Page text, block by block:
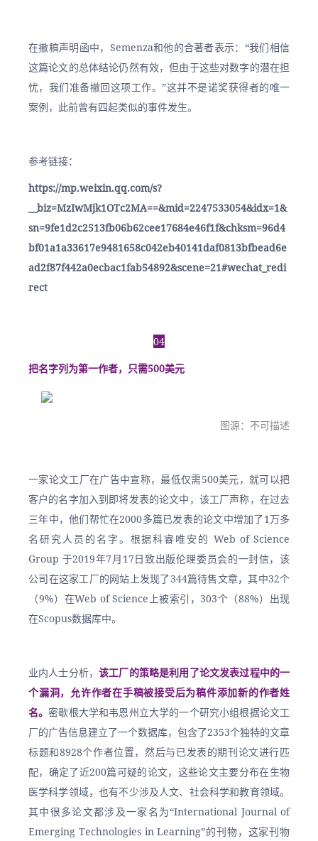
在撤稿声明函中，Semenza和他的合著者表示：“我们相信
这篇论文的总体结论仍然有效，但由于这些对数字的潜在担
忧，我们准备撤回这项工作。”这并不是诺奖获得者的唯一
案例，此前曾有四起类似的事件发生。
参考链接：
https://mp.weixin.qq.com/s?
__biz=MzIwMjk1OTc2MA==&mid=2247533054&idx=1&
sn=9fe1d2c2513fb06b62cee17684e46f1f&chksm=96d4
bf01a1a33617e9481658c042eb40141daf0813bfbead6e
ad2f87f442a0ecbac1fab54892&scene=21#wechat_redi
rect
04
把名字列为第一作者，只需500美元
图源：不可描述
一家论文工厂在广告中宣称，最低仅需500美元，就可以把
客户的名字加入到即将发表的论文中，该工厂声称，在过去
三年中，他们帮忙在2000多篇已发表的论文中增加了1万多
名研究人员的名字。根据科睿唯安的 Web of Science
Group 于2019年7月17日致出版伦理委员会的一封信，该
公司在这家工厂的网站上发现了344篇待售文章，其中32个
（9%）在Web of Science上被索引，303个（88%）出现
在Scopus数据库中。
业内人士分析，该工厂的策略是利用了论文发表过程中的一
个漏洞，允许作者在手稿被接受后为稿件添加新的作者姓
名。 密歇根大学和韦恩州立大学的一个研究小组根据论文工
厂的广告信息建立了一个数据库，包含了2353个独特的文章
标题和8928个作者位置，然后与已发表的期刊论文进行匹
配，确定了近200篇可疑的论文，这些论文主要分布在生物
医学科学领域，也有不少涉及人文、社会科学和教育领域。
其中很多论文都涉及一家名为“International Journal of
Emerging Technologies in Learning”的刊物，这家刊物